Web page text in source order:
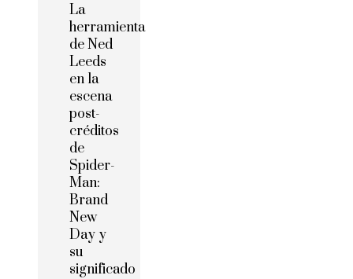
La
herramienta
de Ned
Leeds
en la
escena
post-
créditos
de
Spider-
Man:
Brand
New
Day y
su
significado